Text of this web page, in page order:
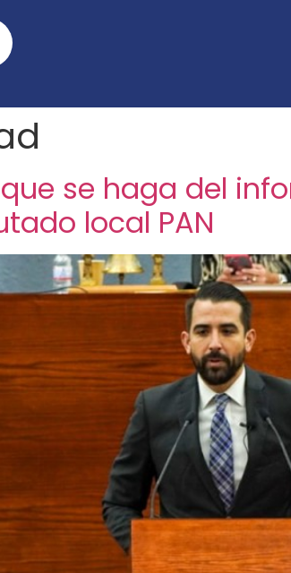
se haga del
local PAN